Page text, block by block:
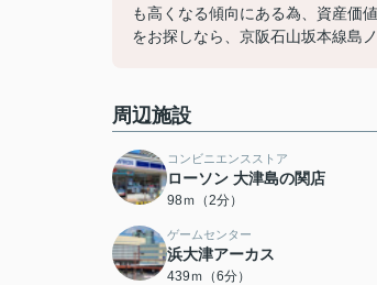
も高くなる傾向にある為、資産価
をお探しなら、京阪石山坂本線島
周辺施設
コンビニエンスストア
ローソン 大津島の関店
98ｍ（2分）
ゲームセンター
浜大津アーカス
439ｍ（6分）